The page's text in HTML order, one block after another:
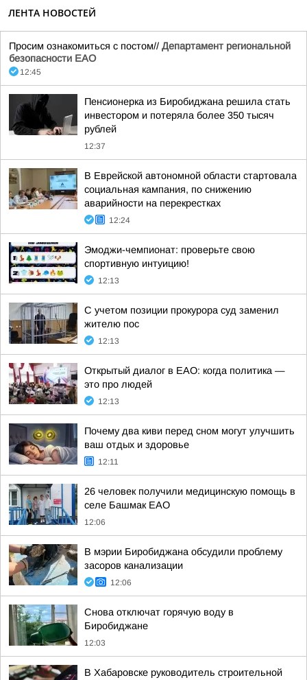
ЛЕНТА НОВОСТЕЙ
Просим ознакомиться с постом// Департамент региональной
безопасности ЕАО
12:45
Пенсионерка из Биробиджана решила стать
инвестором и потеряла более 350 тысяч
рублей
12:37
В Еврейской автономной области стартовала
социальная кампания, по снижению
аварийности на перекрестках
12:24
Эмоджи-чемпионат: проверьте свою
спортивную интуицию!
12:13
С учетом позиции прокурора суд заменил
жителю пос
12:13
Открытый диалог в ЕАО: когда политика —
это про людей
12:13
Почему два киви перед сном могут улучшить
ваш отдых и здоровье
12:11
26 человек получили медицинскую помощь в
селе Башмак ЕАО
12:06
В мэрии Биробиджана обсудили проблему
засоров канализации
12:06
Снова отключат горячую воду в
Биробиджане
12:03
В Хабаровске руководитель строительной